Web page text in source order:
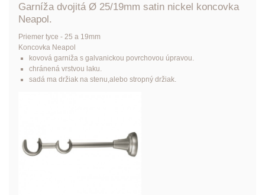
Garníža dvojitá Ø 25/19mm satin nickel koncovka
Neapol.
Priemer tyce - 25 a 19mm
Koncovka Neapol
kovová garniža s galvanickou povrchovou úpravou.
chránená vrstvou laku.
sadá ma držiak na stenu,alebo stropný držiak.